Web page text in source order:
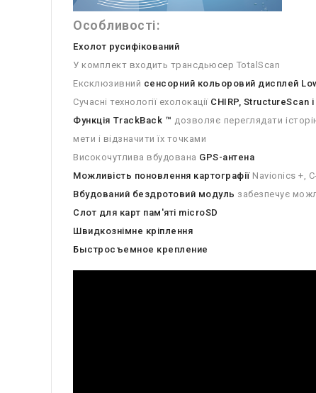
Особливості:
Ехолот русифікований
У комплект входить трансдьюсер TotalScan
Ексклюзивний сенсорний кольоровий дисплей
Сучасні технології ехолокації CHIRP, StructureScan
Функція TrackBack ™ дозволяє переглядати
мети і відзначити їх точками
Високочутлива вбудована GPS-антена
Можливість поновлення картографіїNavionics +,
Вбудований бездротовий модуль забезпечує
Слот для карт пам'яті microSD
Швидкознімне кріплення
Быстросъемное крепление